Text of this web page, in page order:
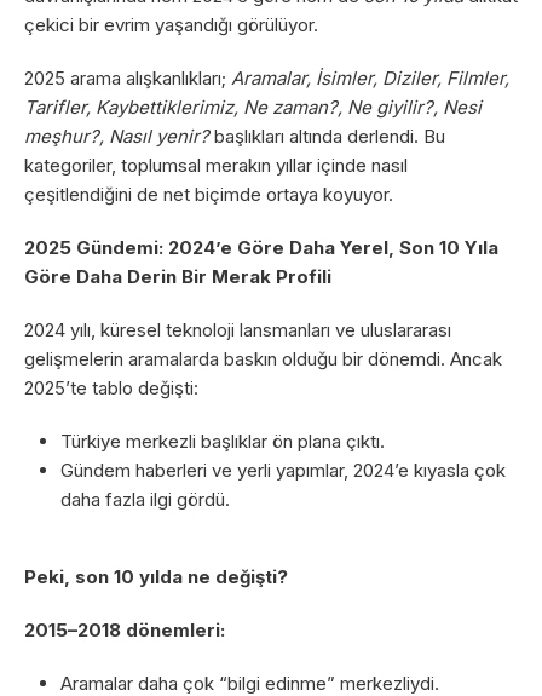
çekici bir evrim yaşandığı görülüyor.
2025 arama alışkanlıkları; Aramalar, İsimler, Diziler, Filmler,
Tarifler, Kaybettiklerimiz, Ne zaman?, Ne giyilir?, Nesi
meşhur?, Nasıl yenir?başlıkları altında derlendi. Bu
kategoriler, toplumsal merakın yıllar içinde nasıl
çeşitlendiğini de net biçimde ortaya koyuyor.
2025 Gündemi: 2024’e Göre Daha Yerel, Son 10 Yıla
Göre Daha Derin Bir Merak Profili
2024 yılı, küresel teknoloji lansmanları ve uluslararası
gelişmelerin aramalarda baskın olduğu bir dönemdi. Ancak
2025’te tablo değişti:
Türkiye merkezli başlıklar ön plana çıktı.
Gündem haberleri ve yerli yapımlar, 2024’e kıyasla çok
daha fazla ilgi gördü.
Peki, son 10 yılda ne değişti?
2015–2018 dönemleri:
Aramalar daha çok “bilgi edinme” merkezliydi.